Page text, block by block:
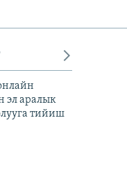
эл аралык
тийиш